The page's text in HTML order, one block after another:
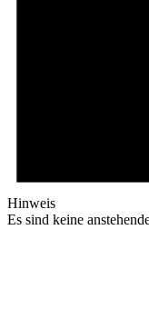
Hinweis
Es sind keine